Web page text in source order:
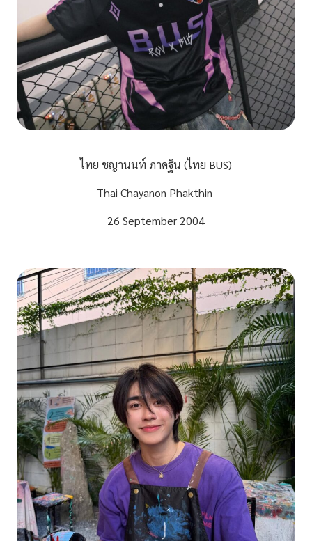
ไทย ชญานนท์ ภาคฐิน (ไทย BUS)
Thai Chayanon Phakthin
26 September 2004